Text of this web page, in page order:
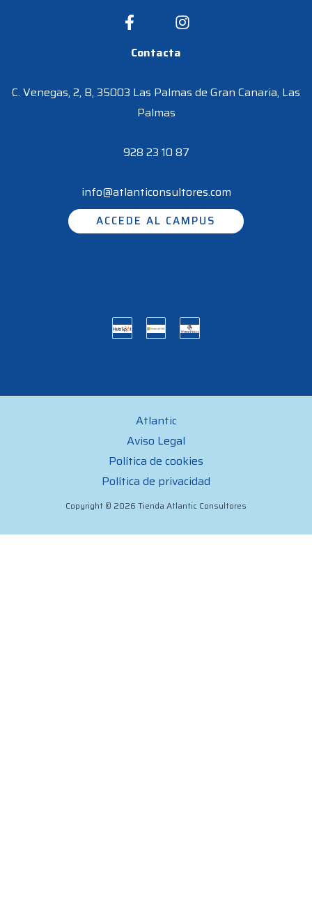
Contacta
C. Venegas, 2, B, 35003 Las Palmas de Gran Canaria, Las
Palmas
928 23 10 87
info@atlanticonsultores.com
ACCEDE AL CAMPUS
Atlantic
Aviso Legal
Política de cookies
Política de privacidad
Copyright © 2026 Tienda Atlantic Consultores